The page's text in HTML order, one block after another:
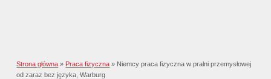
Strona główna » Praca fizyczna » Niemcy praca fizyczna w pralni przemysłowej
od zaraz bez języka, Warburg